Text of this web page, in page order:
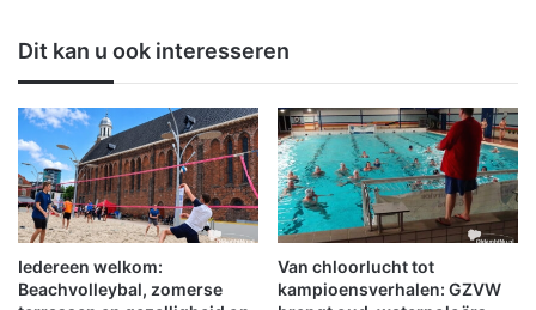
w
e
g
n
s
e
n
d
v
a
n
d
e
T
r
u
c
k
Dit kan u ook interesseren
Iedereen welkom:
Beachvolleybal, zomerse
Van chloorlucht tot
kampioensverhalen: GZVW